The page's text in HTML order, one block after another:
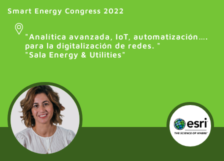
Smart Energy Congress 2022
"Analítica avanzada, IoT, automatización….
para la digitalización de redes. "
"Sala Energy & Utilities"